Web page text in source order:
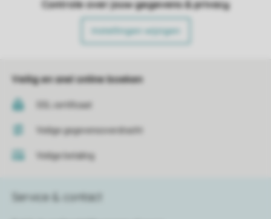
Controle over jouw gegevens & privacy
Instellingen wijzigen
Veilig en snel online boeken
SSL certificaat
Veilige gegevensoverdracht
Veilige betaling
Service & contact